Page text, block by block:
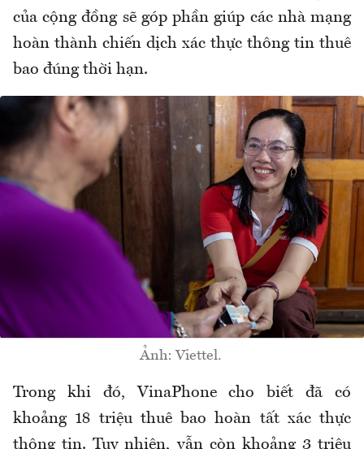
của cộng đồng sẽ góp phần giúp các nhà mạng
hoàn thành chiến dịch xác thực thông tin thuê
bao đúng thời hạn.
Ảnh: Viettel.
Trong khi đó, VinaPhone cho biết đã có
khoảng 18 triệu thuê bao hoàn tất xác thực
thông tin. Tuy nhiên, vẫn còn khoảng 3 triệu